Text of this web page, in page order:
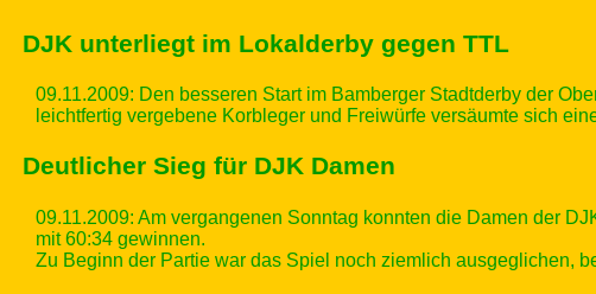
DJK unterliegt im Lokalderby gegen TTL
09.11.2009: Den besseren Start im Bamberger Stadtderby der
leichtfertig vergebene Korbleger und Freiwürfe versäumte sich
Deutlicher Sieg für DJK Damen
09.11.2009: Am vergangenen Sonntag konnten die Damen der
mit 60:34 gewinnen.
Zu Beginn der Partie war das Spiel noch ziemlich ausgeglichen,